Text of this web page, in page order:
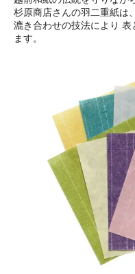
杉原商店さんの羽二重紙は、
漉き合わせの技法により
ます。